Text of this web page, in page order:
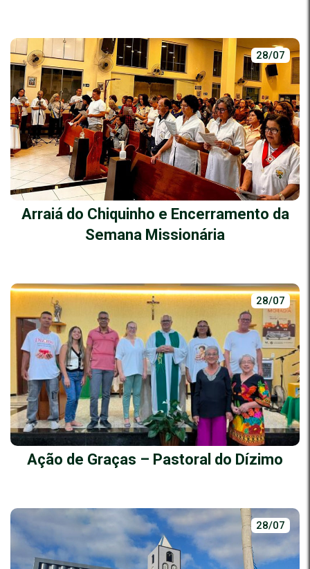
28/07
Arraiá do Chiquinho e Encerramento da
Semana Missionária
28/07
Ação de Graças – Pastoral do Dízimo
28/07